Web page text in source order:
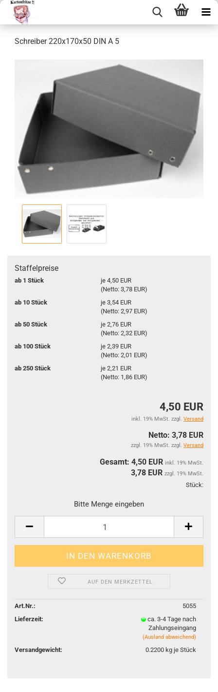
Schrei­ber 220x170x50 DIN A 5
Staffelpreise
ab 1 Stück
je 4,50 EUR
(Netto: 3,78 EUR)
ab 10 Stück
je 3,54 EUR
(Netto: 2,97 EUR)
ab 50 Stück
je 2,76 EUR
(Netto: 2,32 EUR)
ab 100 Stück
je 2,39 EUR
(Netto: 2,01 EUR)
ab 250 Stück
je 2,21 EUR
(Netto: 1,86 EUR)
4,50 EUR
inkl. 19% MwSt. zzgl. Versand
Netto: 3,78 EUR
zzgl. 19% MwSt. zzgl. Versand
Gesamt: 4,50 EUR inkl. 19% MwSt.
3,78 EUR zzgl. 19% MwSt.
Stück:
Bitte Menge eingeben
AUF DEN MERKZETTEL
Art.Nr.:
5055
Lieferzeit:
ca. 3-4 Tage nach
Zahlungseingang
(Ausland abweichend)
Versandgewicht: 0.2200kg je Stück